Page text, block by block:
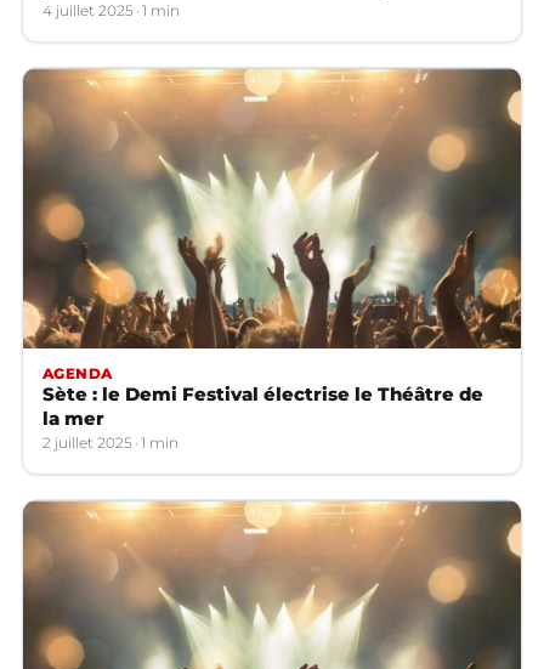
4 juillet 2025 1 min
AGENDA
Sète : le Demi Festival électrise le Théâtre de
la mer
2 juillet 2025 1 min